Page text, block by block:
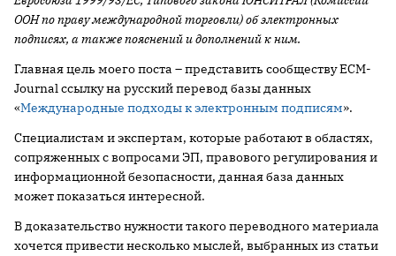
ООН по праву международной торговли) об электронных
подписях, а также пояснений и дополнений к ним.
Главная цель моего поста – представить сообществу ECM-
Journal ссылку на русский перевод базы данных
«Международные подходы к электронным подписям».
Специалистам и экспертам, которые работают в областях,
сопряженных с вопросами ЭП, правового регулирования и
информационной безопасности, данная база данных
может показаться интересной.
В доказательство нужности такого переводного материала
хочется привести несколько мыслей, выбранных из статьи